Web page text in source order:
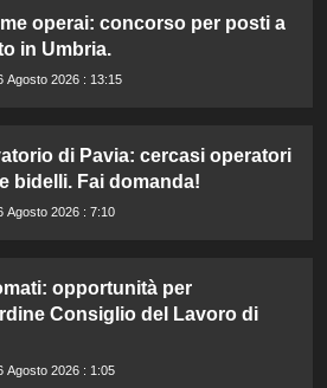
operai: concorso per posti a
in Umbria.
Agosto 2026 : 13:15
di Pavia: cercasi operatori
bidelli. Fai domanda!
Agosto 2026 : 7:10
opportunità per
Consiglio del Lavoro di
Agosto 2026 : 1:05